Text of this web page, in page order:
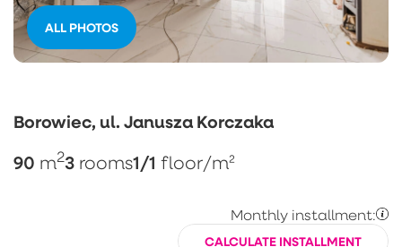
ALL PHOTOS
Borowiec, ul. Janusza Korczaka
90 m23 rooms1/1 floor/m²
Monthly installment:
CALCULATE INSTALLMENT